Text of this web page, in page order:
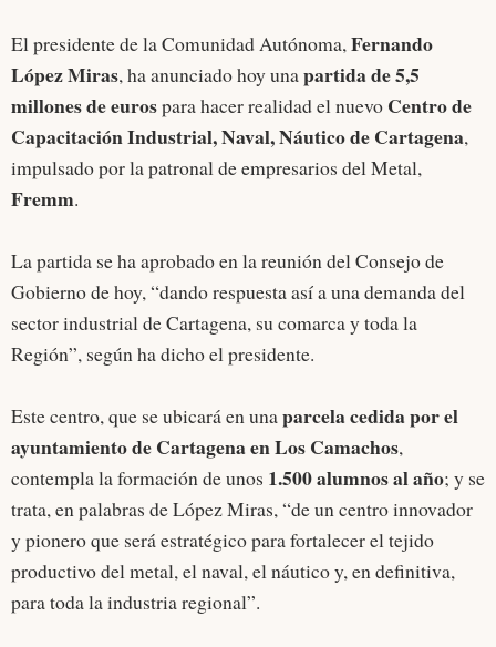
El presidente de la Comunidad Autónoma,Fernando
López Miras, ha anunciado hoy unapartida de 5,5
millones de eurospara hacer realidad el nuevo Centro de
Capacitación Industrial, Naval, Náutico de Cartagena,
impulsado por la patronal de empresarios del Metal,
Fremm.
La partida se ha aprobado en la reunión del Consejo de
Gobierno de hoy, “dando respuesta así a una demanda del
sector industrial de Cartagena, su comarca y toda la
Región”, según ha dicho el presidente.
Este centro, que se ubicará en unaparcela cedida por el
ayuntamiento de Cartagena en Los Camachos,
contempla la formación de unos 1.500 alumnos al año; y se
trata, en palabras de López Miras, “de un centro innovador
y pionero que será estratégico para fortalecer el tejido
productivo del metal, el naval, el náutico y, en definitiva,
para toda la industria regional”.